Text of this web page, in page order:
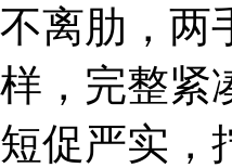
不离肋，两
样，完整紧
短促严实，